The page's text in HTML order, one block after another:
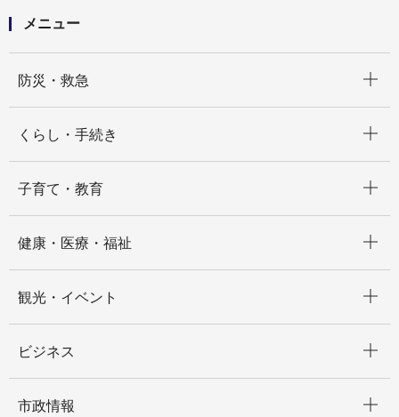
メニュー
防災・救急
くらし・手続き
子育て・教育
健康・医療・福祉
観光・イベント
ビジネス
市政情報